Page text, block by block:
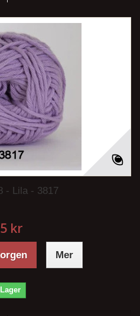
- Lila - 3817
kr
Mer
I Lager